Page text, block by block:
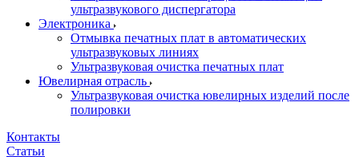
ультразвукового диспергатора
Электроника
Отмывка печатных плат в автоматических
ультразвуковых линиях
Ультразвуковая очистка печатных плат
Ювелирная отрасль
Ультразвуковая очистка ювелирных изделий после
полировки
Контакты
Статьи